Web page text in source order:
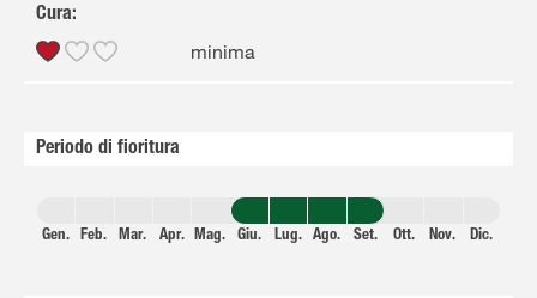
Cura:
minima
Periodo di fioritura
Gen. Feb. Mar. Apr. Mag. Giu. Lug. Ago. Set. Ott. Nov. Dic.